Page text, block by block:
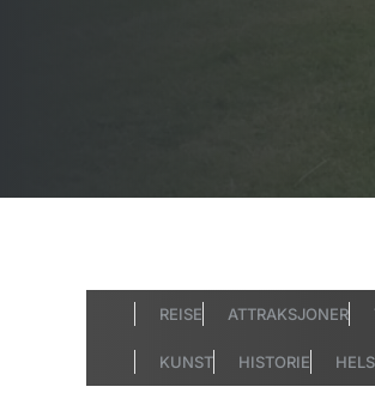
REISE ATTRAKSJONER
KUNST HISTORIE